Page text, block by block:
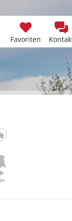
Favoriten